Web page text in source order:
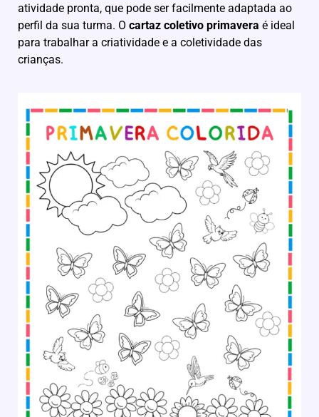
atividade pronta, que pode ser facilmente adaptada ao
perfil da sua turma. O cartaz coletivo primavera é ideal
para trabalhar a criatividade e a coletividade das
crianças.